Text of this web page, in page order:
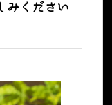
みください